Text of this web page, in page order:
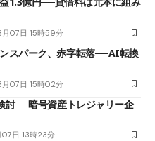
07日 15時59分
スパーク、赤字転落──AI転換
07日 15時02分
討──暗号資産トレジャリー企
日 13時23分